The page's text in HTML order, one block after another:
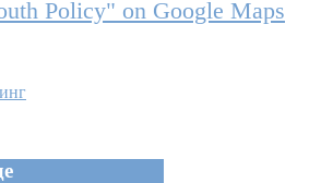
Policy" on Google Maps